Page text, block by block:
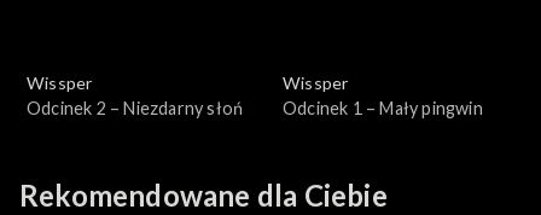
Wissper
Odcinek 2 – Niezdarny słoń
Wissper
Odcinek 1 – Mały pingwin
Rekomendowane dla Ciebie